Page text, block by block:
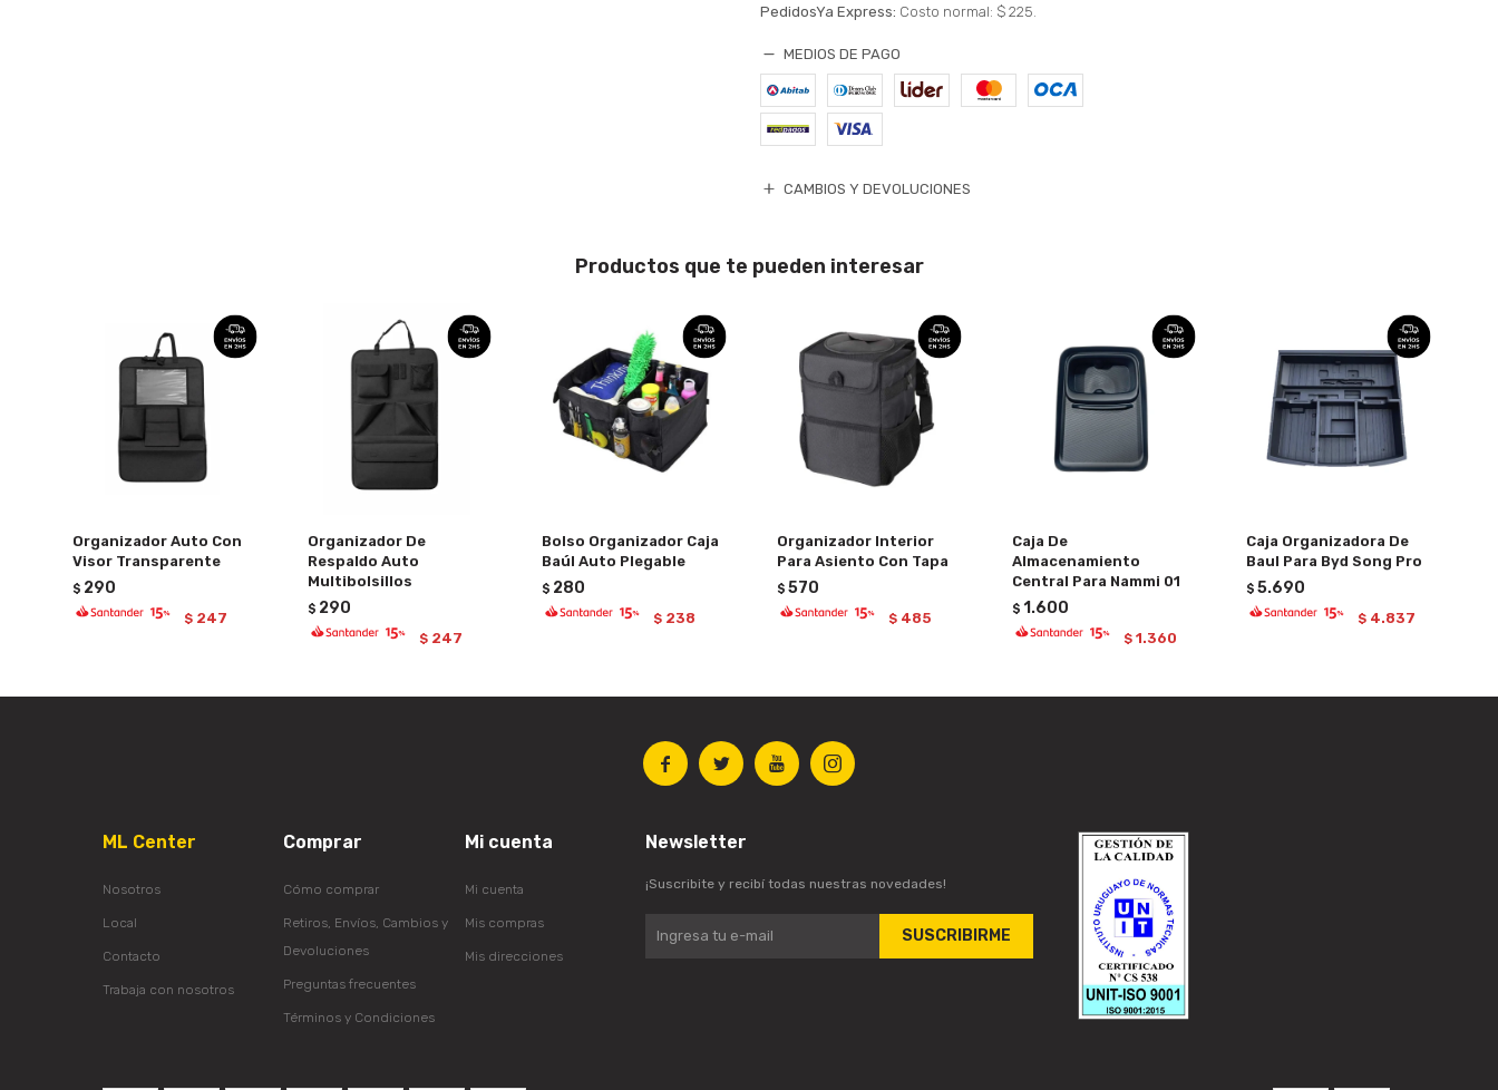
PedidosYa Express: Costo normal: $ 225.
MEDIOS DE PAGO
CAMBIOS Y DEVOLUCIONES
Productos que te pueden interesar
Organizador Auto Con
Visor Transparente
$ 290
$ 247
Organizador De
Respaldo Auto
Multibolsillos
$ 290
$ 247
Bolso Organizador Caja
Baúl Auto Plegable
$ 280
$ 238
Organizador Interior
Para Asiento Con Tapa
$ 570
$ 485
Caja De
Almacenamiento
Central Para Nammi 01
$ 1.600
$ 1.360
Caja Organizadora De
Baul Para Byd Song Pro
$ 5.690
$ 4.837
   
ML Center
Nosotros
Local
Contacto
Trabaja con nosotros
Comprar
Cómo comprar
Retiros, Envíos, Cambios y
Devoluciones
Preguntas frecuentes
Términos y Condiciones
Mi cuenta
Mi cuenta
Mis compras
Mis direcciones
Newsletter
¡Suscribite y recibí todas nuestras novedades!
SUSCRIBIRME